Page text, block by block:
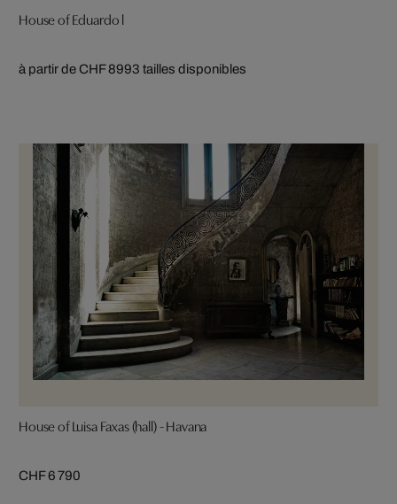
House of Eduardo l
à partir de CHF 8993 tailles disponibles
House of Luisa Faxas (hall) - Havana
CHF 6 790